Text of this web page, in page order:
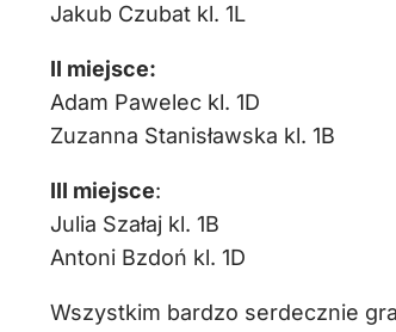
Jakub Czubat kl. 1L
II miejsce:
Adam Pawelec kl. 1D
Zuzanna Stanisławska kl. 1B
III miejsce:
Julia Szałaj kl. 1B
Antoni Bzdoń kl. 1D
Wszystkim bardzo serdecznie